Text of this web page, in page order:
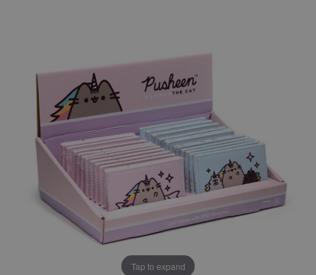
images
gallery
images
gallery
Tap to expand